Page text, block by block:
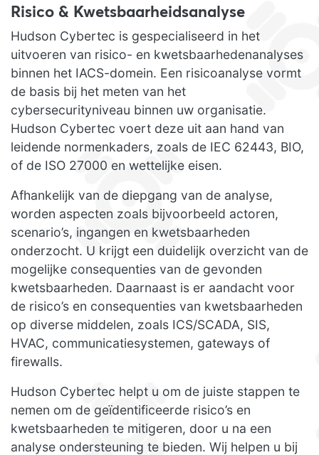
Risico & Kwetsbaarheidsanalyse
Hudson Cybertec is gespecialiseerd in het
uitvoeren van risico- en kwetsbaarhedenanalyses
binnen het IACS-domein. Een risicoanalyse vormt
de basis bij het meten van het
cybersecurityniveau binnen uw organisatie.
Hudson Cybertec voert deze uit aan hand van
leidende normenkaders, zoals de IEC 62443, BIO,
of de ISO 27000 en wettelijke eisen.
Afhankelijk van de diepgang van de analyse,
worden aspecten zoals bijvoorbeeld actoren,
scenario’s, ingangen en kwetsbaarheden
onderzocht. U krijgt een duidelijk overzicht van de
mogelijke consequenties van de gevonden
kwetsbaarheden. Daarnaast is er aandacht voor
de risico’s en consequenties van kwetsbaarheden
op diverse middelen, zoals ICS/SCADA, SIS,
HVAC, communicatiesystemen, gateways of
firewalls.
Hudson Cybertec helpt u om de juiste stappen te
nemen om de geïdentificeerde risico’s en
kwetsbaarheden te mitigeren, door u na een
analyse ondersteuning te bieden. Wij helpen u bij